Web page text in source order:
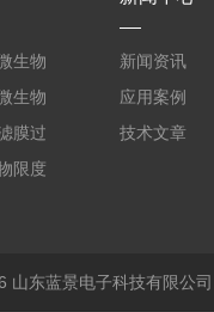
生物
生物
膜过
限度
新闻资讯
应用案例
技术文章
山东蓝景电子科技有限公司